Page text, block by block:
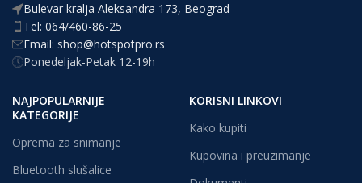
Bulevar kralja Aleksandra 173, Beograd
Tel: 064/460-86-25
Email: shop@hotspotpro.rs
Ponedeljak-Petak 12-19h
NAJPOPULARNIJE
KATEGORIJE
Oprema za snimanje
Bluetooth slušalice
KORISNI LINKOVI
Kako kupiti
Kupovina i preuzimanje